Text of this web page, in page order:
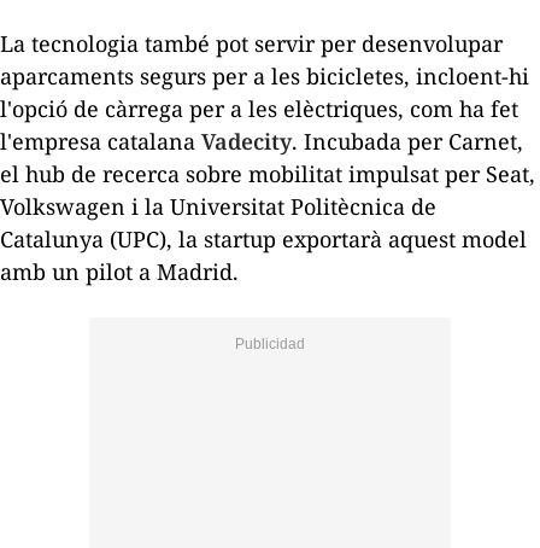
La tecnologia també pot servir per desenvolupar
aparcaments segurs per a les bicicletes, incloent-hi
l'opció de càrrega per a les elèctriques, com ha fet
l'empresa catalana Vadecity. Incubada per Carnet,
el hub de recerca sobre mobilitat impulsat per Seat,
Volkswagen i la Universitat Politècnica de
Catalunya (UPC), la startup exportarà aquest model
amb un pilot a Madrid.